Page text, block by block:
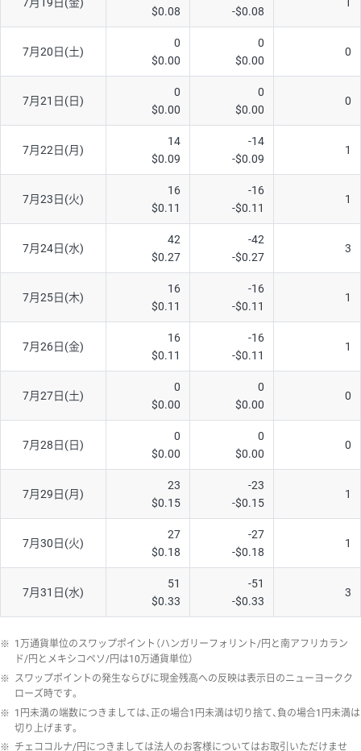
$0.08
-$0.08
7月20日(土)
0
$0.00
0
$0.00
0
7月21日(日)
0
$0.00
0
$0.00
0
7月22日(月)
14
$0.09
-14
-$0.09
1
7月23日(火)
16
$0.11
-16
-$0.11
1
7月24日(水)
42
$0.27
-42
-$0.27
3
7月25日(木)
16
$0.11
-16
-$0.11
1
7月26日(金)
16
$0.11
-16
-$0.11
1
7月27日(土)
0
$0.00
0
$0.00
0
7月28日(日)
0
$0.00
0
$0.00
0
7月29日(月)
23
$0.15
-23
-$0.15
1
7月30日(火)
27
$0.18
-27
-$0.18
1
7月31日(水)
51
$0.33
-51
-$0.33
3
※ 1万通貨単位のスワップポイント（ハンガリーフォリント/円と南アフリカラン
ド/円とメキシコペソ/円は10万通貨単位）
※ スワップポイントの発生ならびに現金残高への反映は表示日のニューヨークク
ローズ時です。
※ 1円未満の端数につきましては、正の場合1円未満は切り捨て、負の場合1円未満は
切り上げます。
※ チェココルナ/円につきましては法人のお客様についてはお取引いただけませ